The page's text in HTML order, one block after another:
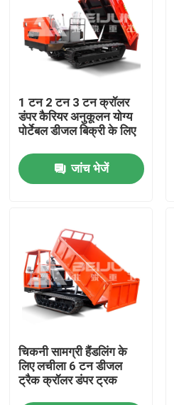
हमारे बारे में
उत्पाद
भूमिगत खनन ट्रक
भूमिगत व्यक्त ट्रक
क्रॉलर डम्पर ट्रक
1 टन 2 टन 3 टन क्रॉलर
डंपर कैरियर अनुकूलन योग्य
पोर्टेबल डीजल बिक्री के लिए
जांच भेजें
चिकनी सामग्री हैंडलिंग के
लिए लचीला 6 टन डीजल
ट्रैक क्रॉलर डंपर ट्रक